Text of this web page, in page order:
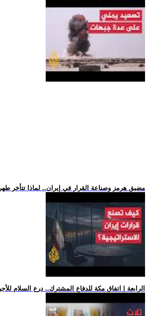
.. مضيق هرمز وصناعة القرار في إيران.. لماذا تتأخر
.. الرابعة | اتفاق مكة للدفاع المشترك.. درع السلام